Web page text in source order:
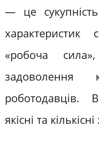
— це
характеристик
«робоча
задоволення
роботодавців.
якісні та